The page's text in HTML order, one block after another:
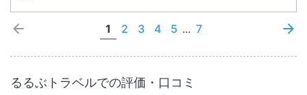
1 2 3 4 5 ... 7
るるぶトラベルでの評価・口コミ